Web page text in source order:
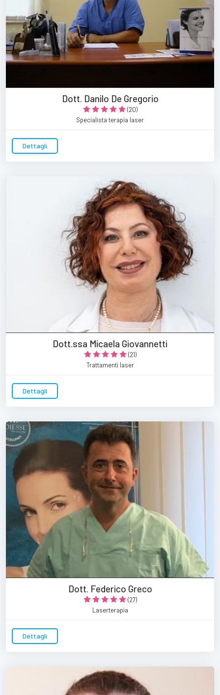
Dott. Danilo De Gregorio
(20)
Specialista terapia laser
Dettagli
Dott.ssa Micaela Giovannetti
(21)
Trattamenti laser
Dettagli
Dott. Federico Greco
(27)
Laserterapia
Dettagli